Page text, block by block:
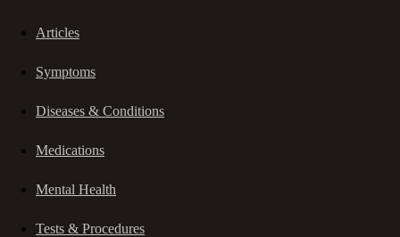
Articles
Symptoms
Diseases & Conditions
Medications
Mental Health
Tests & Procedures